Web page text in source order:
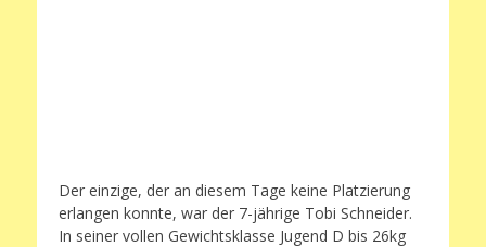
Der einzige, der an diesem Tage keine Platzierung
erlangen konnte, war der 7-jährige Tobi Schneider.
In seiner vollen Gewichtsklasse Jugend D bis 26kg